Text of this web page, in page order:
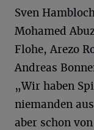
Sven
Mohamed
Flohe, Arezo
Andreas
„Wir haben
niemanden
aber schon